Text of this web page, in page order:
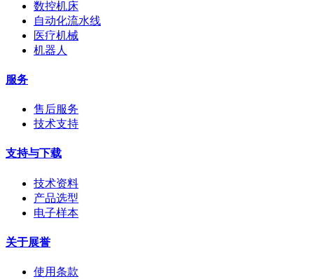
数控机床
自动化流水线
医疗机械
机器人
服务
售后服务
技术支持
支持与下载
技术资料
产品选型
电子样本
关于展誉
使用条款